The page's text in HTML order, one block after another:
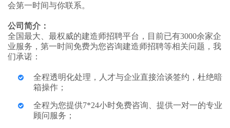
会第一时间与你联系。
公司简介：
全国最大、最权威的建造师招聘平台，目前已有3000余家企
业服务，第一时间免费为您咨询建造师招聘等相关问题，我
们承诺：
全程透明化处理，人才与企业直接洽谈签约，杜绝暗
箱操作；
全程为您提供7*24小时免费咨询、提供一对一的专业
顾问服务；